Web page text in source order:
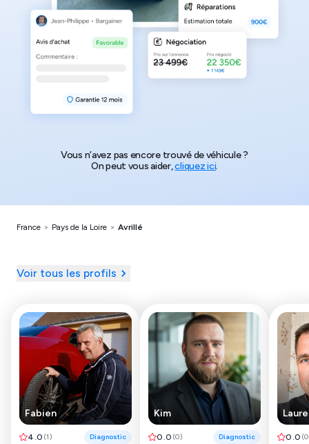
Vous n’avez pas encore trouvé de véhicule ?
On peut vous aider,cliquez ici.
France > Pays de la Loire > Avrillé
Voir tous les profils
Fabien
4.0 (1) Diagnostic
Kim
0.0 (0) Diagnostic 0.0 (0